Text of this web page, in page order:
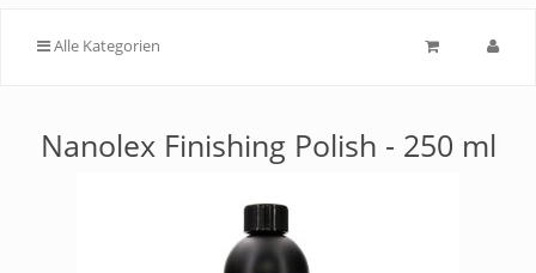
Alle Kategorien
Nanolex Finishing Polish - 250 ml